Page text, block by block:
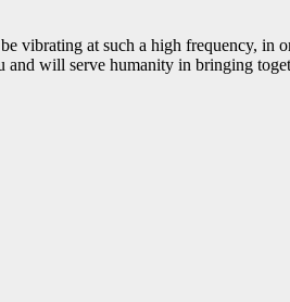
vibrating at such a high frequency, in
will serve humanity in bringing